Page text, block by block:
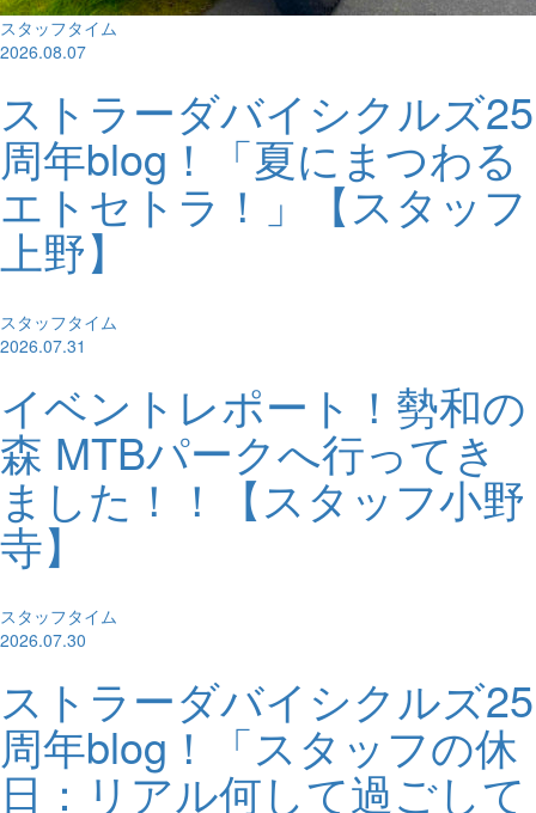
スタッフタイム
2026.08.07
ストラーダバイシクルズ25
周年blog！「夏にまつわる
エトセトラ！」【スタッフ
上野】
スタッフタイム
2026.07.31
イベントレポート！勢和の
森 MTBパークへ行ってき
ました！！【スタッフ小野
寺】
スタッフタイム
2026.07.30
ストラーダバイシクルズ25
周年blog！「スタッフの休
日：リアル何して過ごして